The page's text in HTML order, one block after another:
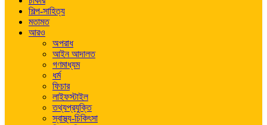
শিল্প-সাহিত্য
মতামত
আরও
অপরাধ
আইন আদালত
গণমাধ্যম
ধর্ম
ফিচার
লাইফস্টাইল
তথ্যপ্রযুক্তি
স্বাস্থ্য-চিকিৎসা